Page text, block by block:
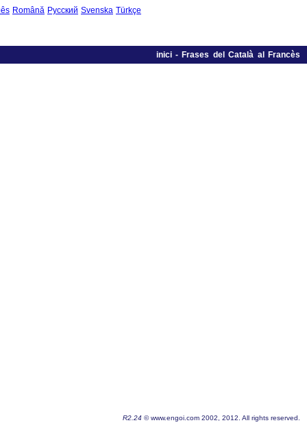
Română Русский Svenska Türkçe
inici- Frases del Català al Francès
R2.24 © www.engoi.com 2002, 2012. All rights reserved.